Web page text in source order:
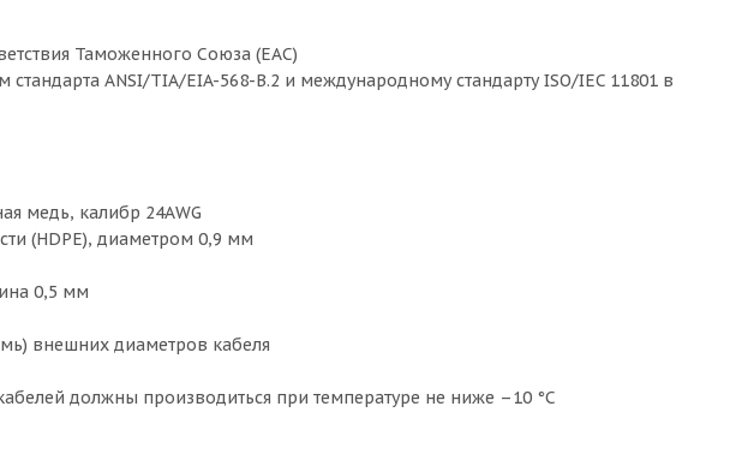
Таможенного Союза (EAC)
стандарта ANSI/TIA/EIA-568-B.2 и международному стандарту ISO/IEC 11801 в
медь, калибр 24AWG
(HDPE), диаметром 0,9 мм
0,5 мм
внешних диаметров кабеля
должны производиться при температуре не ниже –10 °С